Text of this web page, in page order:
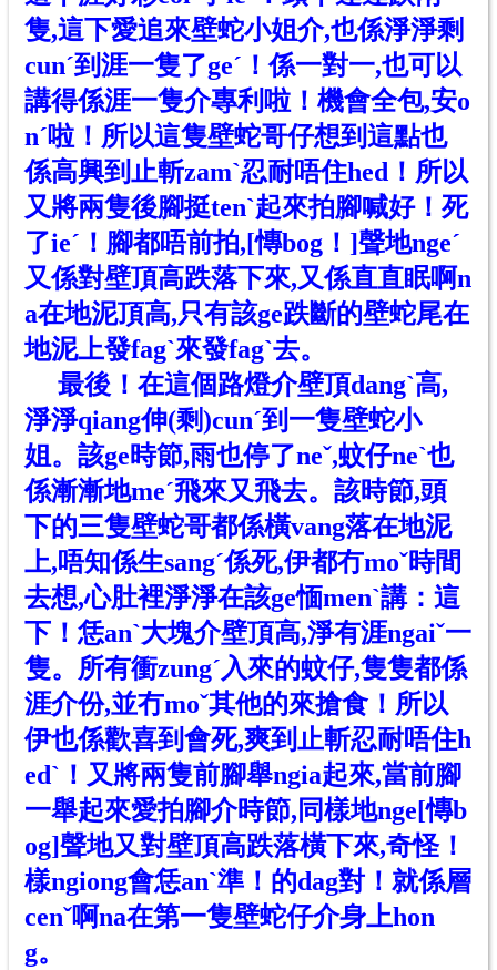
隻,這下愛追來壁蛇小姐介,也係淨淨剩
cunˊ到涯一隻了geˊ！係一對一,也可以
講得係涯一隻介專利啦！機會全包,安o
nˊ啦！所以這隻壁蛇哥仔想到這點也
係高興到止斬zamˋ忍耐唔住hed！所以
又將兩隻後腳挺tenˋ起來拍腳喊好！死
了ieˊ！腳都唔前拍,[慱bog！]聲地ngeˊ
又係對壁頂高跌落下來,又係直直眠啊n
a在地泥頂高,只有該ge跌斷的壁蛇尾在
地泥上發fagˋ來發fagˋ去。
最後！在這個路燈介壁頂dangˋ高,
淨淨qiang伸(剩)cunˊ到一隻壁蛇小
姐。該ge時節,雨也停了neˇ,蚊仔neˋ也
係漸漸地meˊ飛來又飛去。該時節,頭
下的三隻壁蛇哥都係橫vang落在地泥
上,唔知係生sangˊ係死,伊都冇moˇ時間
去想,心肚裡淨淨在該ge愐menˋ講：這
下！恁anˋ大塊介壁頂高,淨有涯ngaiˇ一
隻。所有衝zungˊ入來的蚊仔,隻隻都係
涯介份,並冇moˇ其他的來搶食！所以
伊也係歡喜到會死,爽到止斬忍耐唔住h
edˋ！又將兩隻前腳舉ngia起來,當前腳
一舉起來愛拍腳介時節,同樣地nge[慱b
og]聲地又對壁頂高跌落橫下來,奇怪！
樣ngiong會恁anˋ準！的dag對！就係層
cenˇ啊na在第一隻壁蛇仔介身上hon
g。